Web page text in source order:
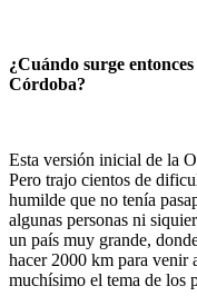
¿Cuándo surge
Córdoba?
Esta versión inicial de la
Pero trajo cientos de
humilde que no tenía
algunas personas ni
un país muy grande,
hacer 2000 km para venir
muchísimo el tema de los